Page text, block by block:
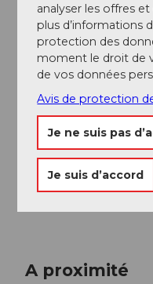
Einsiedeln-Ybrig-
Organisation
Region Ybrig
A proximité
analyser les offres
plus d’informations
protection des
moment le droit de
de vos données
Avis de protection
Je ne suis pas
Je suis d’accord